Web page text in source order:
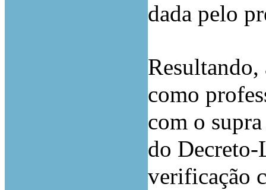
dada pelo
como
com o
do Decreto-
verificação